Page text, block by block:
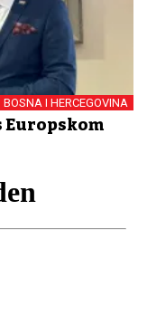
BOSNA I HERCEGOVINA